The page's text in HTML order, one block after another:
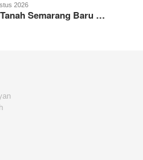
2026
Semarang Baru …